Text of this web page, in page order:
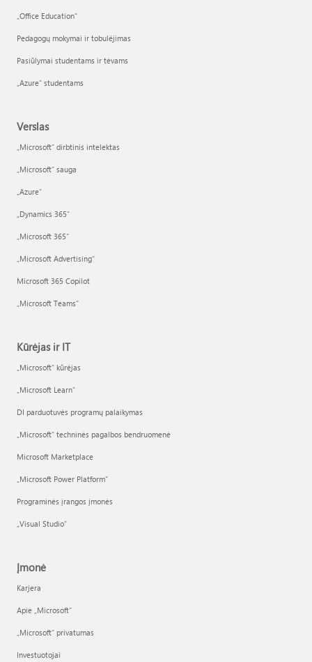
„Office Education“
Pedagogų mokymai ir tobulėjimas
Pasiūlymai studentams ir tėvams
„Azure“ studentams
Verslas
„Microsoft“ dirbtinis intelektas
„Microsoft“ sauga
„Azure”
„Dynamics 365“
„Microsoft 365“
„Microsoft Advertising“
Microsoft 365 Copilot
„Microsoft Teams“
Kūrėjas ir IT
„Microsoft“ kūrėjas
„Microsoft Learn“
DI parduotuvės programų palaikymas
„Microsoft“ techninės pagalbos bendruomenė
Microsoft Marketplace
„Microsoft Power Platform“
Programinės įrangos įmonės
„Visual Studio“
Įmonė
Karjera
Apie „Microsoft“
„Microsoft“ privatumas
Investuotojai